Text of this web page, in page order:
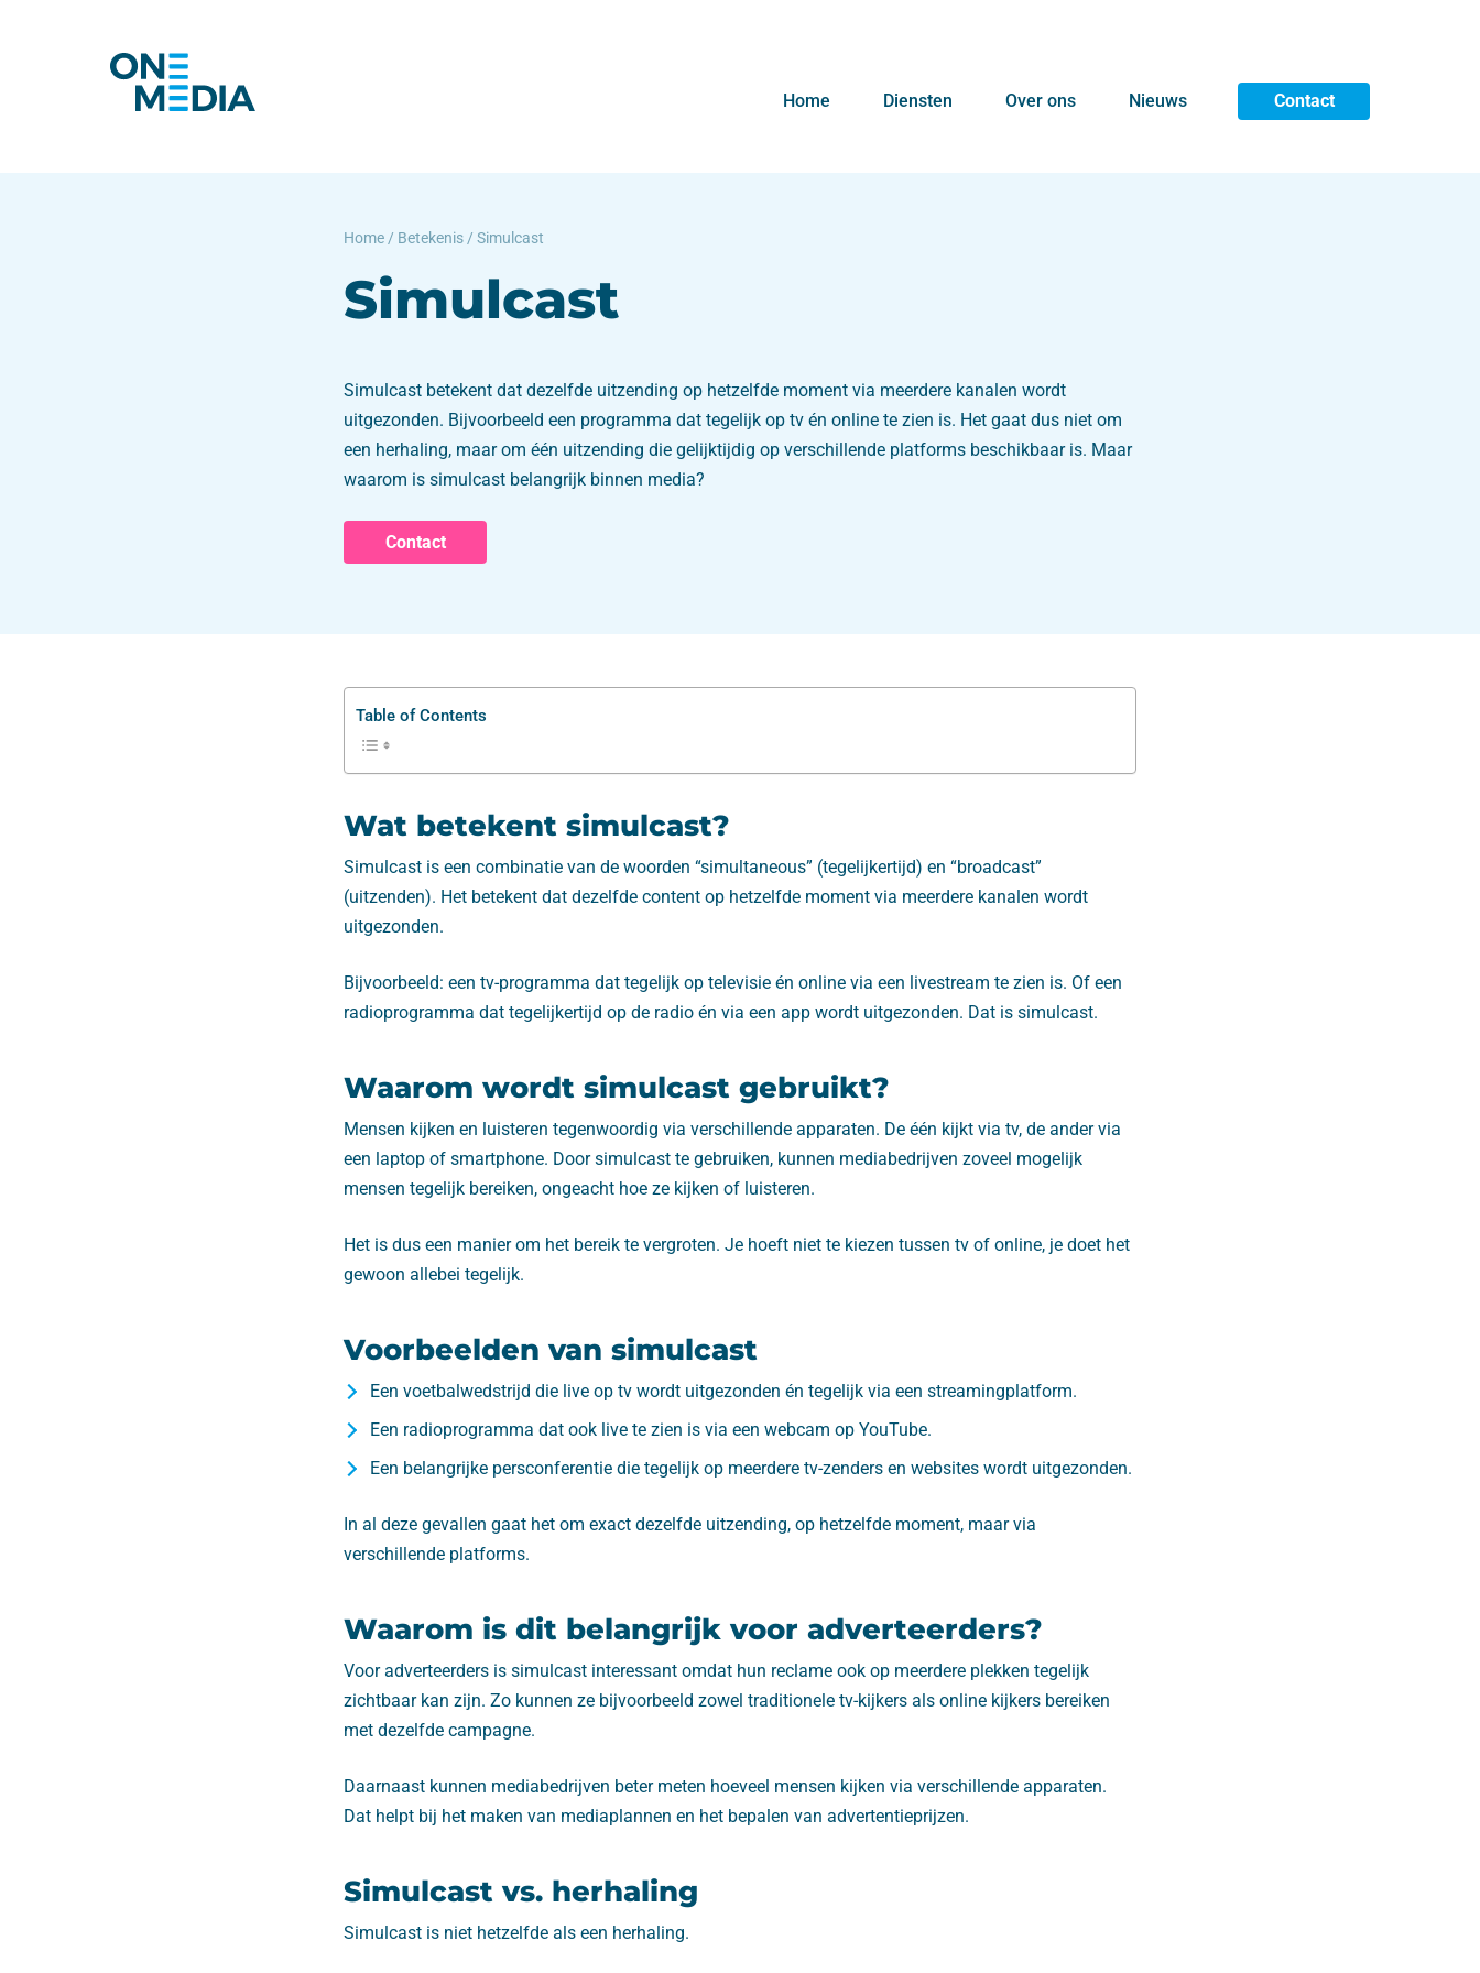
Home Diensten Over ons Nieuws Contact
Home / Betekenis / Simulcast
Simulcast
Simulcast betekent dat dezelfde uitzending op hetzelfde moment via meerdere kanalen wordt
uitgezonden. Bijvoorbeeld een programma dat tegelijk op tv én online te zien is. Het gaat dus niet om
een herhaling, maar om één uitzending die gelijktijdig op verschillende platforms beschikbaar is. Maar
waarom is simulcast belangrijk binnen media?
Contact
Table of Contents
Wat betekent simulcast?
Simulcast is een combinatie van de woorden “simultaneous” (tegelijkertijd) en “broadcast”
(uitzenden). Het betekent dat dezelfde content op hetzelfde moment via meerdere kanalen wordt
uitgezonden.
Bijvoorbeeld: een tv-programma dat tegelijk op televisie én online via een livestream te zien is. Of een
radioprogramma dat tegelijkertijd op de radio én via een app wordt uitgezonden. Dat is simulcast.
Waarom wordt simulcast gebruikt?
Mensen kijken en luisteren tegenwoordig via verschillende apparaten. De één kijkt via tv, de ander via
een laptop of smartphone. Door simulcast te gebruiken, kunnen mediabedrijven zoveel mogelijk
mensen tegelijk bereiken, ongeacht hoe ze kijken of luisteren.
Het is dus een manier om het bereik te vergroten. Je hoeft niet te kiezen tussen tv of online, je doet het
gewoon allebei tegelijk.
Voorbeelden van simulcast
Een voetbalwedstrijd die live op tv wordt uitgezonden én tegelijk via een streamingplatform.
Een radioprogramma dat ook live te zien is via een webcam op YouTube.
Een belangrijke persconferentie die tegelijk op meerdere tv-zenders en websites wordt uitgezonden.
In al deze gevallen gaat het om exact dezelfde uitzending, op hetzelfde moment, maar via
verschillende platforms.
Waarom is dit belangrijk voor adverteerders?
Voor adverteerders is simulcast interessant omdat hun reclame ook op meerdere plekken tegelijk
zichtbaar kan zijn. Zo kunnen ze bijvoorbeeld zowel traditionele tv-kijkers als online kijkers bereiken
met dezelfde campagne.
Daarnaast kunnen mediabedrijven beter meten hoeveel mensen kijken via verschillende apparaten.
Dat helpt bij het maken van mediaplannen en het bepalen van advertentieprijzen.
Simulcast vs. herhaling
Simulcast is niet hetzelfde als een herhaling.